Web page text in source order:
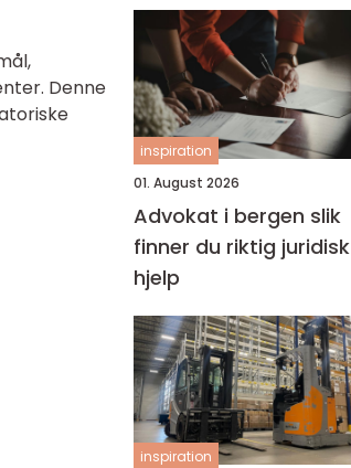
Denne
inspiration
01. August 2026
Advokat i bergen slik
finner du riktig juridisk
hjelp
inspiration